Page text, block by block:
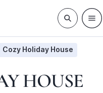
Cozy Holiday House
HOUSE